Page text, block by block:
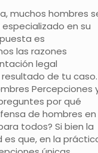
muchos hombres
en su
es
las razones
legal
de tu caso.
Percepciones
por qué
de hombres en
todos? Si bien la
que, en la
Datos de
C/ Raimundo
C/ Gabriel García
Avenida Juan